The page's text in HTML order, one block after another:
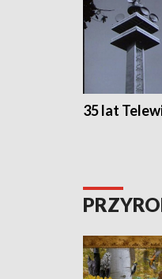
35 lat